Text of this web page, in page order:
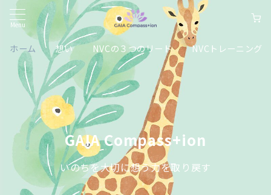
Menu
ホーム 想い NVCの３つのリード NVCトレーニング
GAIA Compass+ion
いのちを大切に想う力を取り戻す